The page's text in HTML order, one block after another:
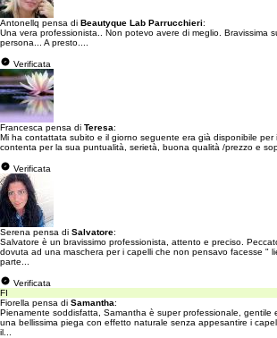
Antonellq pensa di Beautyque Lab Parrucchieri:
Una vera professionista.. Non potevo avere di meglio. Bravissima
persona... A presto....
Verificata
Francesca pensa di Teresa:
Mi ha contattata subito e il giorno seguente era già disponibile per
contenta per la sua puntualità, serietà, buona qualità /prezzo e
Verificata
Serena pensa di Salvatore:
Salvatore è un bravissimo professionista, attento e preciso.
dovuta ad una maschera per i capelli che non pensavo facesse "
parte...
Verificata
FI
Fiorella pensa di Samantha:
Pienamente soddisfatta, Samantha è super professionale, gentile
una bellissima piega con effetto naturale senza appesantire i
il...